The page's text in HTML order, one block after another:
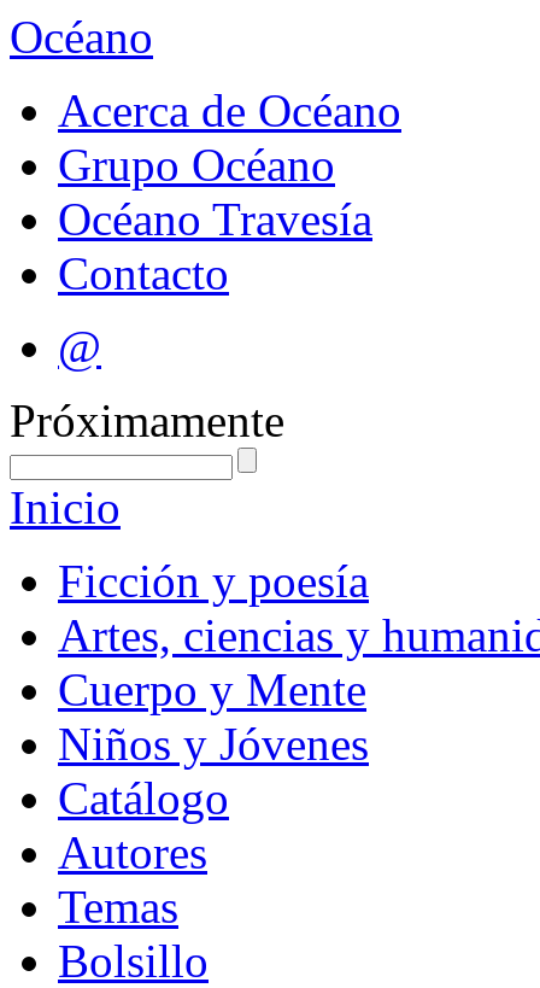
Océano
Acerca de Océano
Grupo Océano
Océano Travesía
Contacto
@
Próximamente
Inicio
Ficción y poesía
Artes, ciencias y
Cuerpo y Mente
Niños y Jóvenes
Catálogo
Autores
Temas
Bolsillo